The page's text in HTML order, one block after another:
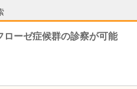
ーゼ症候群の診察が可能